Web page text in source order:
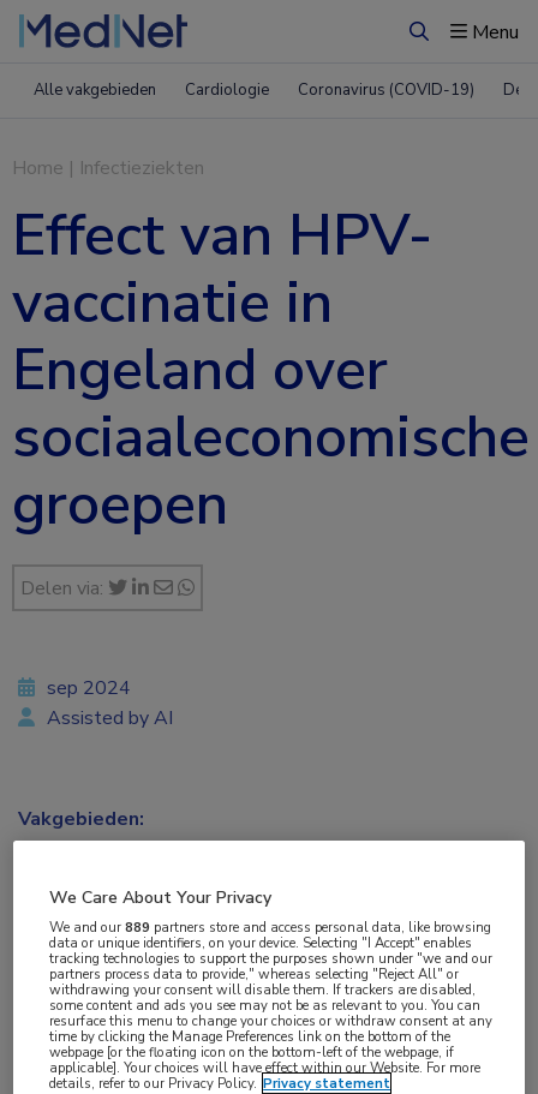
ZoekenMenu
Alle vakgebieden Cardiologie Coronavirus (COVID-19)
Home | Infectieziekten
Effect van HPV-
vaccinatie in
Engeland over
sociaaleconomische
groepen
Delen via:
sep 2024
Assisted by AI
Vakgebieden:
Gynaecologische oncologie,Vaccinatie,Virale infecties
Tags:
baarmoederhalskanker,cervicale intra-epitheliale neoplasie
HPV
We Care About Your Privacy
We and our889 partners store and access personal data, like browsing
data or unique identifiers, on your device. Selecting "I Accept" enables
tracking technologies to support the purposes shown under "we and our
partners process data to provide," whereas selecting "Reject All" or
withdrawing your consent will disable them. If trackers are disabled,
some content and ads you see may not be as relevant to you. You can
resurface this menu to change your choices or withdraw consent at any
time by clicking the Manage Preferences link on the bottom of the
webpage [or the floating icon on the bottom-left of the webpage, if
applicable]. Your choices will have effect within our Website. For more
details, refer to our Privacy Policy. Privacy statement